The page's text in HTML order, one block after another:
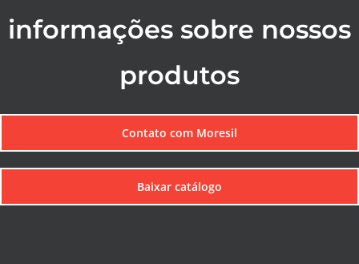
informações sobre nossos
produtos
Contato com Moresil
Baixar catálogo